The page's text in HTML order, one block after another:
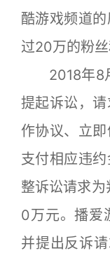
酷游戏频道
过20万的粉
2018年8月
提起诉讼，
作协议、立
支付相应违
整诉讼请求
0万元。播爱
并提出反诉